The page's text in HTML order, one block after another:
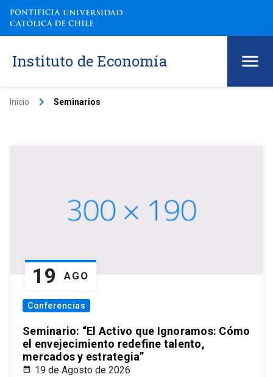
Instituto de Economía
Inicio keyboard_arrow_right Seminarios
19 AGO
Conferencias
Seminario: “El Activo que Ignoramos: Cómo
el envejecimiento redefine talento,
mercados y estrategia”
19 de Agosto de 2026